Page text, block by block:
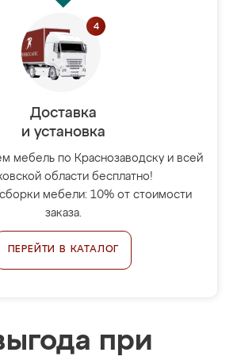
Доставка
и установка
мебель по Краснозаводску и всей
области бесплатно!
мебели: 10% от стоимости
заказа.
ПЕРЕЙТИ В КАТАЛОГ
при